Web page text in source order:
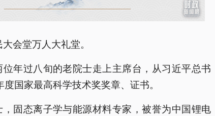
会堂万人大礼堂。
年过八旬的老院士走上主席台，从习近平总书
国家最高科学技术奖奖章、证书。
固态离子学与能源材料专家，被誉为中国锂电